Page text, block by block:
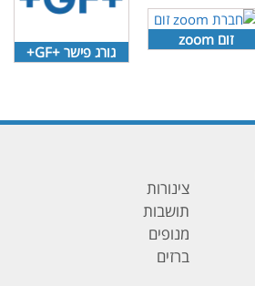
זום zoom
גורג פישר +GF+
צינורות
תושבות
מנופים
ברזים